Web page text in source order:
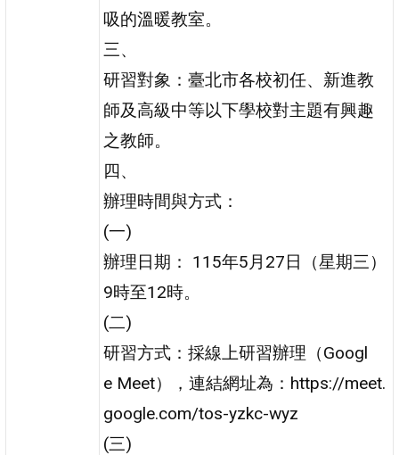
吸的溫暖教室。
三、
研習對象：臺北市各校初任、新進教
師及高級中等以下學校對主題有興趣
之教師。
四、
辦理時間與方式：
(一)
辦理日期： 115年5月27日（星期三）
9時至12時。
(二)
研習方式：採線上研習辦理（Googl
e Meet），連結網址為：https://meet.
google.com/tos-yzkc-wyz
(三)